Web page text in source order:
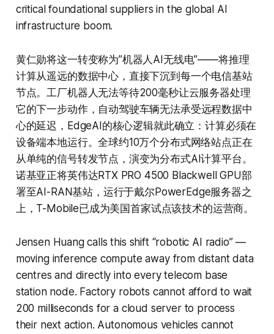
critical foundational suppliers in the global AI
infrastructure boom.
黄仁勋将这一转变称为”机器人AI无线电”——将推理
计算从遥远的数据中心，直接下沉到每一个电信基站
节点。工厂机器人无法等待200毫秒让云服务器处理
它的下一步动作，自动驾驶车辆无法承受远程数据中
心的延迟，EdgeAI的核心逻辑就此确立：计算必须在
设备端本地运行。全球约10万个分布式网络站点正在
从单纯的信号转发节点，演变为分布式AI计算平台。
诺基亚正将英伟达RTX PRO 4500 Blackwell GPU部
署至AI-RAN基站，运行于戴尔PowerEdge服务器之
上，T-Mobile已成为美国首家试点该技术的运营商。
Jensen Huang calls this shift “robotic AI radio” —
moving inference compute away from distant data
centres and directly into every telecom base
station node. Factory robots cannot afford to wait
200 milliseconds for a cloud server to process
their next action. Autonomous vehicles cannot